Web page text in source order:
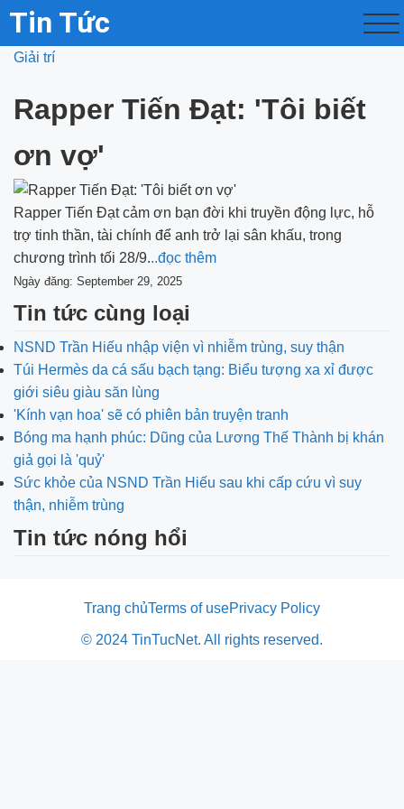
Tin Tức
Giải trí
Rapper Tiến Đạt: 'Tôi biết
ơn vợ'
Rapper Tiến Đạt cảm ơn bạn đời khi truyền động lực, hỗ
trợ tinh thần, tài chính để anh trở lại sân khấu, trong
chương trình tối 28/9...đọc thêm
Ngày đăng: September 29, 2025
Tin tức cùng loại
NSND Trần Hiếu nhập viện vì nhiễm trùng, suy thận
Túi Hermès da cá sấu bạch tạng: Biểu tượng xa xỉ được
giới siêu giàu săn lùng
'Kính vạn hoa' sẽ có phiên bản truyện tranh
Bóng ma hạnh phúc: Dũng của Lương Thế Thành bị khán
giả gọi là 'quỷ'
Sức khỏe của NSND Trần Hiếu sau khi cấp cứu vì suy
thận, nhiễm trùng
Tin tức nóng hổi
Trang chủTerms of usePrivacy Policy
© 2024 TinTucNet. All rights reserved.